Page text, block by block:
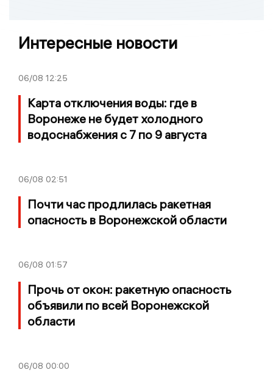
Интересные новости
06/08 12:25
Карта отключения воды: где в
Воронеже не будет холодного
водоснабжения с 7 по 9 августа
06/08 02:51
Почти час продлилась ракетная
опасность в Воронежской области
06/08 01:57
Прочь от окон: ракетную опасность
объявили по всей Воронежской
области
06/08 00:00